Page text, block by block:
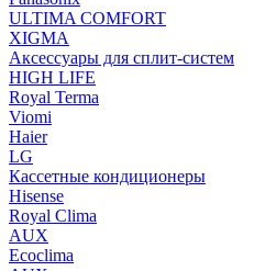
ULTIMA COMFORT
XIGMA
Аксессуары для сплит-систем
HIGH LIFE
Royal Terma
Viomi
Haier
LG
Кассетные кондиционеры
Hisense
Royal Clima
AUX
Ecoclima